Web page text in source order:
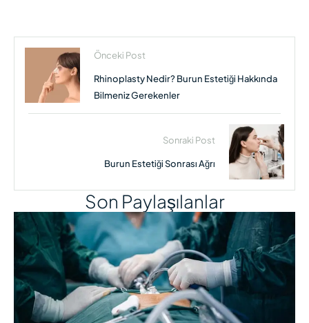
Önceki Post
Rhinoplasty Nedir? Burun Estetiği Hakkında
Bilmeniz Gerekenler
Sonraki Post
Burun Estetiği Sonrası Ağrı
Son Paylaşılanlar